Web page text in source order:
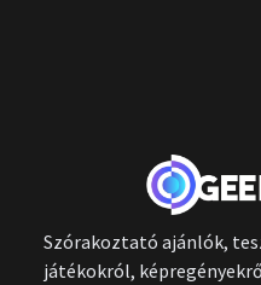
Szórakoztató ajánlók,
játékokról,